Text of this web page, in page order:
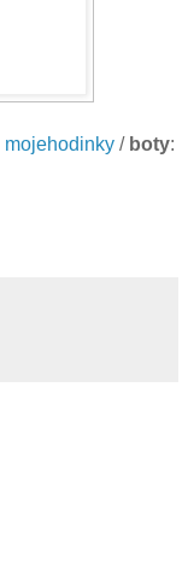
mojehodinky/ boty: